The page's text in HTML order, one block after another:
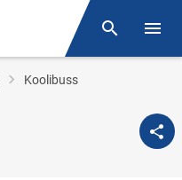
Otsing
Koolibuss